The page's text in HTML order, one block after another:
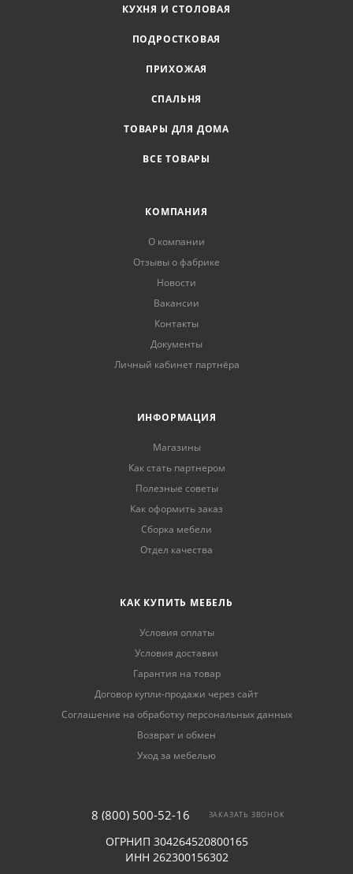
КУХНЯ И СТОЛОВАЯ
ПОДРОСТКОВАЯ
ПРИХОЖАЯ
СПАЛЬНЯ
ТОВАРЫ ДЛЯ ДОМА
ВСЕ ТОВАРЫ
КОМПАНИЯ
О компании
Отзывы о фабрике
Новости
Вакансии
Контакты
Документы
Личный кабинет партнёра
ИНФОРМАЦИЯ
Магазины
Как стать партнером
Полезные советы
Как оформить заказ
Сборка мебели
Отдел качества
КАК КУПИТЬ МЕБЕЛЬ
Условия оплаты
Условия доставки
Гарантия на товар
Договор купли-продажи через сайт
Соглашение на обработку персональных данных
Возврат и обмен
Уход за мебелью
8 (800) 500-52-16 ЗАКАЗАТЬ ЗВОНОК
ОГРНИП 304264520800165
ИНН 262300156302